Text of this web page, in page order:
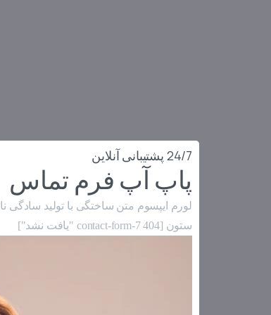
24/7 پشتیبانی آنلاین
پاپ آپ فرم تماس
لورم ایپسوم متن ساختگی با تولید سادگی
ستون [contact-form-7 404 "یافت نشد"]